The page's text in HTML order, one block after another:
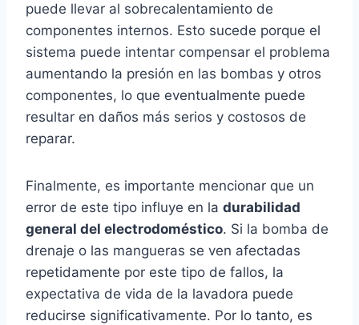
puede llevar al sobrecalentamiento de
componentes internos. Esto sucede porque el
sistema puede intentar compensar el problema
aumentando la presión en las bombas y otros
componentes, lo que eventualmente puede
resultar en daños más serios y costosos de
reparar.
Finalmente, es importante mencionar que un
error de este tipo influye en la durabilidad
general del electrodoméstico. Si la bomba de
drenaje o las mangueras se ven afectadas
repetidamente por este tipo de fallos, la
expectativa de vida de la lavadora puede
reducirse significativamente. Por lo tanto, es